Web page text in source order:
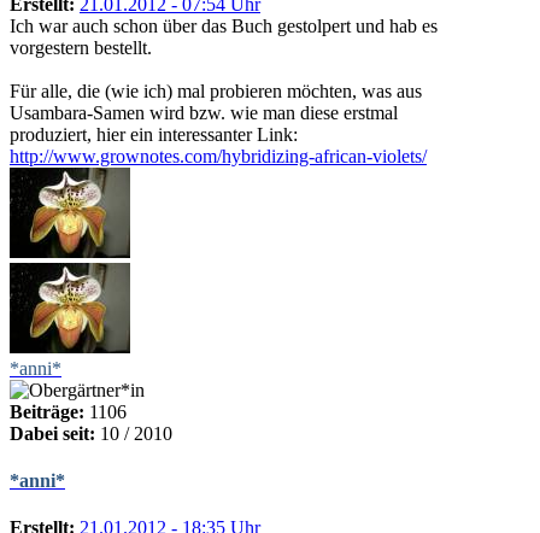
Ich war auch schon über das Buch gestolpert und hab es
vorgestern bestellt.
Für alle, die (wie ich) mal probieren möchten, was aus
Usambara-Samen wird bzw. wie man diese erstmal
produziert, hier ein interessanter Link:
http://www.grownotes.com/hybridizing-african-violets/
*anni*
Beiträge: 1106
Dabei seit: 10 / 2010
*anni*
Erstellt: 21.01.2012 - 18:35 Uhr